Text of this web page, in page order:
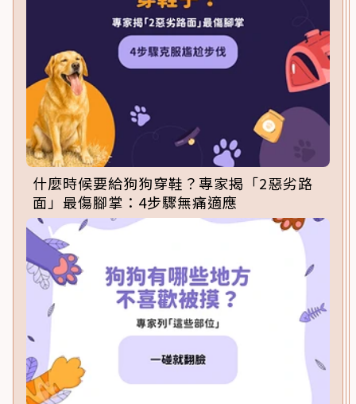
什麼時候要給狗狗穿鞋？專家揭「2惡劣路
面」最傷腳掌：4步驟無痛適應